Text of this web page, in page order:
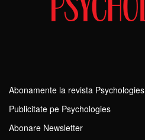
Abonamente la revista Psychologies
Publicitate pe Psychologies
Abonare Newsletter